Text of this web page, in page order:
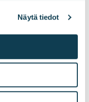
Näytä tiedot